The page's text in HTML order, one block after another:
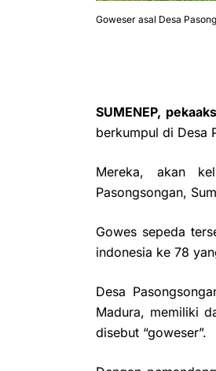
Goweser asal Desa
SUMENEP,
berkumpul di Desa
Mereka, akan
Pasongsongan,
Gowes sepeda
indonesia ke 78
Desa
Madura, memiliki
disebut “goweser”.